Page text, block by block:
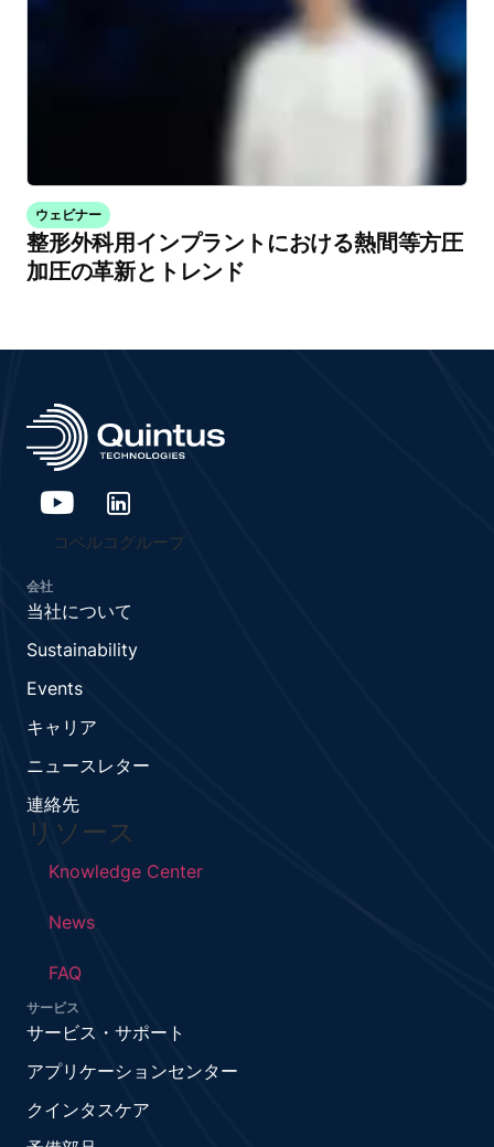
ウェビナー
整形外科用インプラントにおける熱間等方圧
加圧の革新とトレンド
コベルコグループ
会社
当社について
Sustainability
Events
キャリア
ニュースレター
連絡先
リソース
Knowledge Center
News
FAQ
サービス
サービス・サポート
アプリケーションセンター
クインタスケア